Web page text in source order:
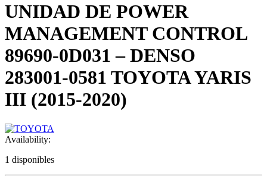
UNIDAD DE POWER
MANAGEMENT CONTROL
89690-0D031 – DENSO
283001-0581 TOYOTA YARIS
III (2015-2020)
Availability:
1 disponibles